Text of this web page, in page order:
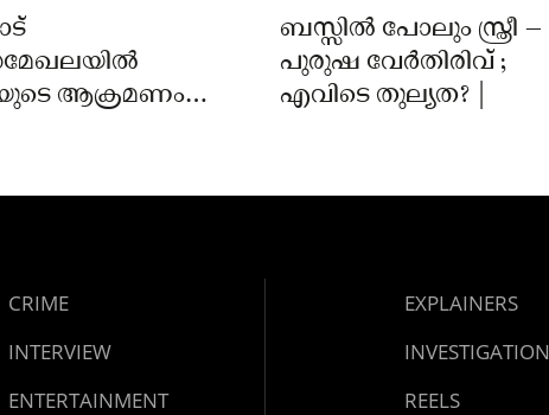
ആക്രമണം;
ബസ്സിൽ പോലും സ്ത്രീ –
പുരുഷ വേർതിരിവ് ;
എവിടെ തുല്യത? |
CRIME
INTERVIEW
ENTERTAINMENT
EXPLAINERS
INVESTIGATION
REELS